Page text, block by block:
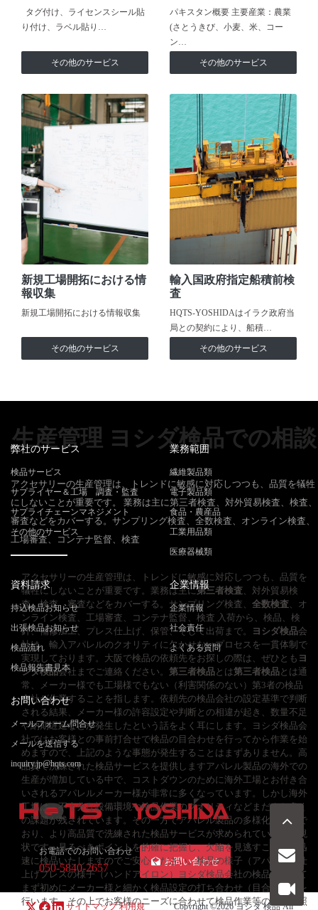
タグ付け、ライセンスシール貼
り付け、ラベル貼り…
その他のサービス
パキスタン概要 主要産業：農業
(さとうきび、小麦、米、コー
ン…
その他のサービス
新規工場開拓における情
報収集
新規工場開拓における情報収集
その他のサービス
輸入国政府指定船積前検
査
HQTS-YOSHIDAはイラク政府当
局との契約により、船積…
その他のサービス
生産管理 ヨシダ検品での相談
アクセサリーの生産管理は、トレンドに敏感に対応しつつも、品質を犠牲
にしないことが重要です。 業務は主に第三者検査、対外貿易検査、検査、
審査などをカバーする。サンプリング検査、全数検査、オンライン検査、
工場審査、コンテナ監督、検査
アクセサリーの生産管理は、トレンドに敏感に対応しつつも、品質を
犠牲にしないことが重要です。業務は主に第三者検査 、対外貿易検
査、検査、審査などをカバーする。サンプリング検査、 全数検査 、オ
ンライン検査、工場審査、コンテナ監督、検査 入荷から、検品、検
針、補修加工、プレス仕上げ、保管、そして出荷まで。
ヨシダ検品会
社は、輸入アパレルのクオリティに欠かせないプロセスを一貫体制で
実現しております。大阪で検品の依頼先をお探しの際は、ぜひとも ヨ
シダ検品会社までご連絡ください。 第三者検品とは第三者検品とは通
常、メーカー様でも工場様でもない（利害関係のない）第3者の検品
会社が作業することを指します。依頼先の検品会社の設定基準で判断
される結果、メーカー様の許容設定や判断との相違が起き、数量不足
や納期遅延などが発生したという話をよく耳にします。ヨシダ検品会
社ではお客様との事前打合せで検品の目合わせを行ってから作業を始
めますので、上記のような事態が発生することはまずありません。高
品質で洗練された検品サービスを提供しますアパレル製品の海外での
生産が増加している中で、コストダウンのために海外工場とお付き合
いされるアパレルメーカー様が非常に多くなっています。しかし海外
工場は、不十分な設備環境や検品作業のクオリティなどまだまだ多く
の課題が残されています。その一方でアパレル製品の多様化は進んで
おり、より高品質で洗練された検品サービスが求められているのが現
状です。見るべきポイントを的確に把握し、欠陥を見逃すことなく迅
速に検品いたしますのでご安心ください。検品の様子（アパレル）仕
上げプレスの様子（ハンドアイロン）ヨシダ検品会社の検品について
まず初めにメーカー様と細かく検品設定の打ち合わせ（目合わせ）を
行います。その上でお客様のニーズに合わせて検品作業等の仕様書照
弊社のサービス
検品サービス
サプライヤー＆工場 調査・監査
サプライチェーンマネジメント
その他のサービス
業務範囲
繊維製品類
電子製品類
食品・農産品
工業用品類
医療器械類
資料請求
持込検品お知らせ
出張検品お知らせ
検品流れ
検品報告書見本
企業情報
企業情報
社会責任
よくある質問
お問い合わせ
メールフォーム問合せ
メールを送信する
inquiry.jp@hqts.com
お電話でのお問い合わせ
050-5840-2657
お問い合わせ
サイトマップ 利用規 Copyright ©2026ヨシダ 検品All